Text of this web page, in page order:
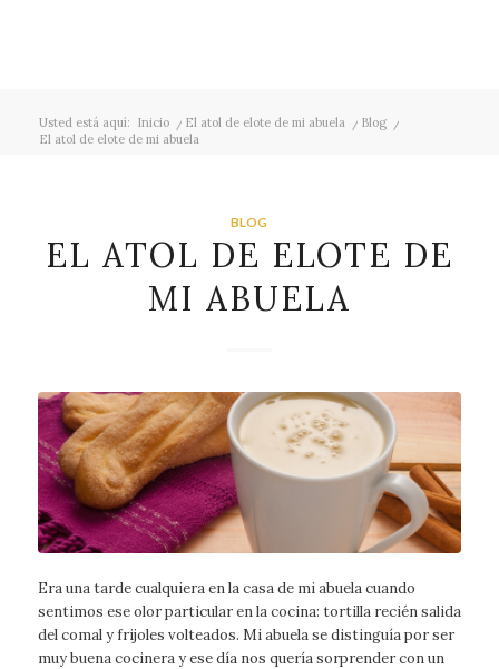
Usted está aquí: Inicio / El atol de elote de mi abuela / Blog
/
El atol de elote de mi abuela
BLOG
EL ATOL DE ELOTE DE
MI ABUELA
Era una tarde cualquiera en la casa de mi abuela cuando
sentimos ese olor particular en la cocina: tortilla recién salida
del comal y frijoles volteados. Mi abuela se distinguía por ser
muy buena cocinera y ese día nos quería sorprender con un